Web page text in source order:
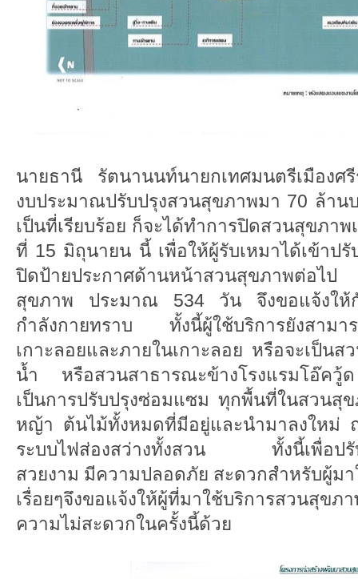
นายธานี รัตนานนท์นายกเทศมนตรีเมืองศรี
งบประมาณปรับปรุงสวนสุขภาพมา 70 ล้าน
เป็นที่เรียบร้อย ก็จะได้ทำการปิดสวนสุขภาพ
ที่ 15 มิถุนายน นี้ เพื่อให้ผู้รับเหมาได้เข้าป
ปิดป้ายประกาศด้านหน้าสวนสุขภาพต่อไ
สุขภาพ ประมาณ 534 วัน จึงขอแจ้งให้กั
กำลังกายทราบ ทั้งนี้ผู้ใช้บริการยังสามา
เกาะลอยและภายในเกาะลอย หรือจะเป็น
น้ำ หรือสวนสาธารณะข้างโรงแรมโอ๊ควู้
เป็นการปรับปรุงซ่อมแซม ทุกพื้นที่ในสวนสุ
หญ้า ต้นไม้ทั้งหมดที่มีอยู่และนำมาลงใหม่
ระบบไฟส่องสว่างทั้งสวน ทั้งนี้เพื่อปรับ
สวยงาม มีความปลอดภัย สะดวกสำหรับผู้ม
เรื่อยๆจึงขอแจ้งให้ผู้ที่มาใช้บริการสวนสุขภ
ความไม่สะดวกในครั้งนี้ด้วย